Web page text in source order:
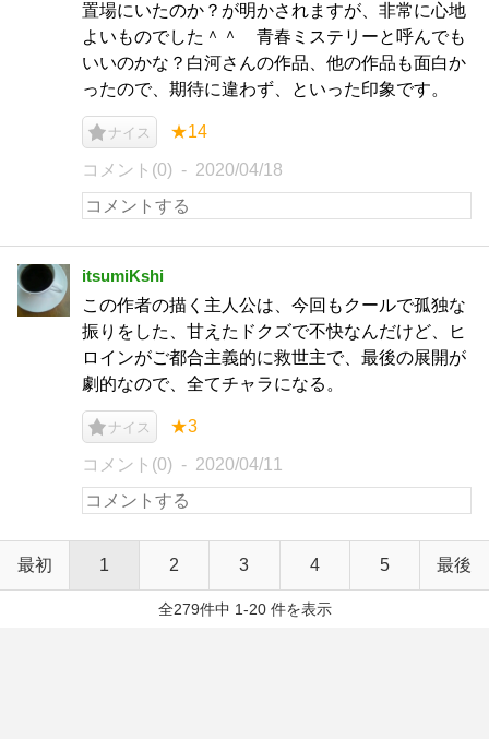
置場にいたのか？が明かされますが、非常に心地
よいものでした＾＾ 青春ミステリーと呼んでも
いいのかな？白河さんの作品、他の作品も面白か
ったので、期待に違わず、といった印象です。
ナイス ★14
コメント(0) 2020/04/18
itsumiKshi
この作者の描く主人公は、今回もクールで孤独な
振りをした、甘えたドクズで不快なんだけど、ヒ
ロインがご都合主義的に救世主で、最後の展開が
劇的なので、全てチャラになる。
ナイス ★3
コメント(0) 2020/04/11
最初 1 2 3 4 5 最後
全279件中 1-20 件を表示